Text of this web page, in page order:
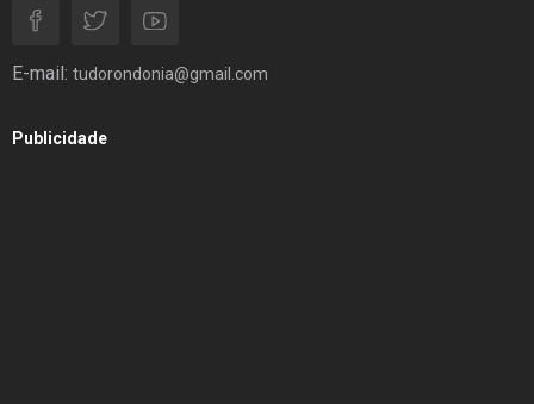
E-mail: tudorondonia@gmail.com
Publicidade